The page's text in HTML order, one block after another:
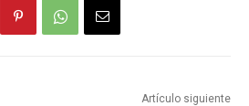
Artículo siguiente